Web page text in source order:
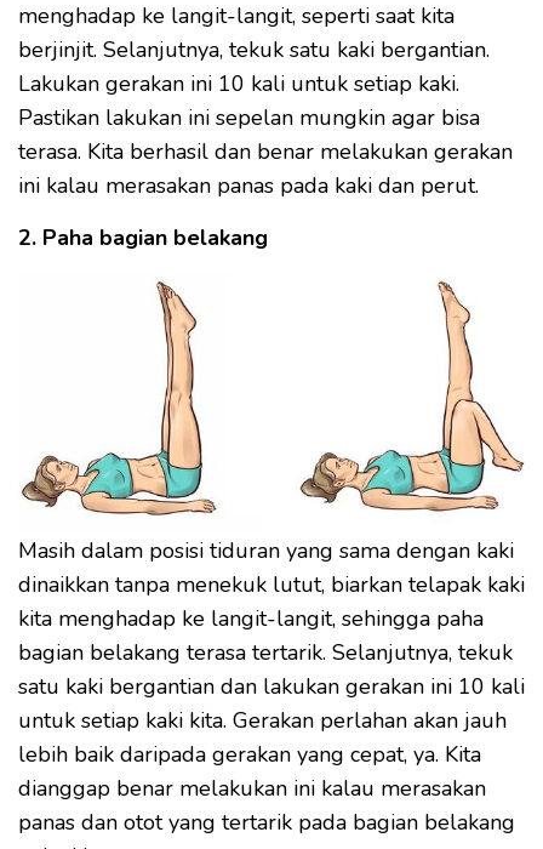
menghadap ke langit-langit, seperti saat kita
berjinjit. Selanjutnya, tekuk satu kaki bergantian.
Lakukan gerakan ini 10 kali untuk setiap kaki.
Pastikan lakukan ini sepelan mungkin agar bisa
terasa. Kita berhasil dan benar melakukan gerakan
ini kalau merasakan panas pada kaki dan perut.
2. Paha bagian belakang
Masih dalam posisi tiduran yang sama dengan kaki
dinaikkan tanpa menekuk lutut, biarkan telapak kaki
kita menghadap ke langit-langit, sehingga paha
bagian belakang terasa tertarik. Selanjutnya, tekuk
satu kaki bergantian dan lakukan gerakan ini 10 kali
untuk setiap kaki kita. Gerakan perlahan akan jauh
lebih baik daripada gerakan yang cepat, ya. Kita
dianggap benar melakukan ini kalau merasakan
panas dan otot yang tertarik pada bagian belakang